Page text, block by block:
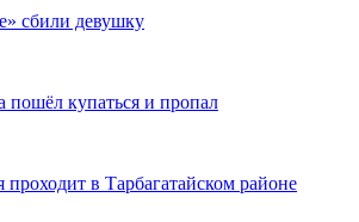
сбили девушку
купаться и пропал
проходит в Тарбагатайском районе